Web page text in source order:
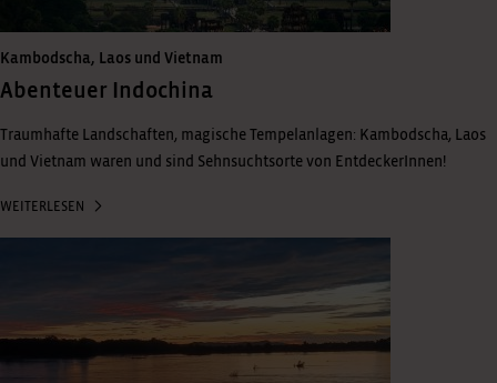
Kambodscha, Laos und Vietnam
Abenteuer Indochina
Traumhafte Landschaften, magische Tempelanlagen: Kambodscha, Laos
und Vietnam waren und sind Sehnsuchtsorte von EntdeckerInnen!
WEITERLESEN